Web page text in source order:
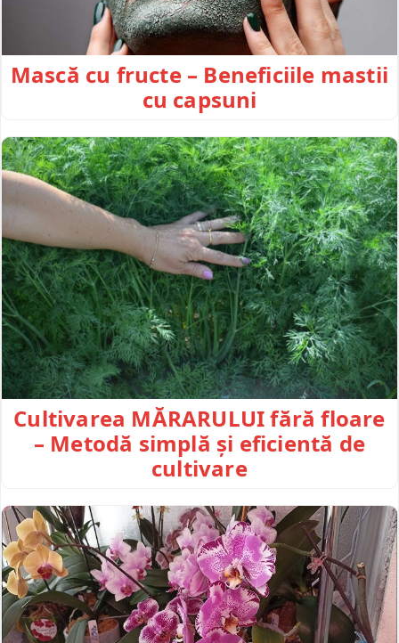
Mască cu fructe – Beneficiile mastii
cu capsuni
Cultivarea MĂRARULUI fără floare
– Metodă simplă și eficientă de
cultivare